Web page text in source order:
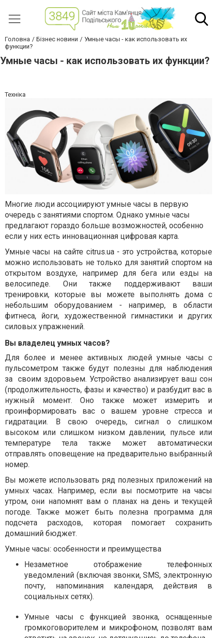
Головна Бізнес новини
Умные часы - как использовать их
функции?
Умные часы - как использовать их функции?
Техніка
Многие люди ассоциируют умные часы в первую
очередь с занятиями спортом. Однако умные часы
предлагают гораздо больше возможностей, особенно
если у них есть инновационная цифровая карта.
Умные часы на сайте citrus.ua - это устройства, которые
можно использовать не только для занятий спортом на
открытом воздухе, например для бега или езды на
велосипеде. Они также поддерживают ваши
тренировки, которые вы можете выполнять дома с
небольшим оборудованием - например, в области
фитнеса, йоги, художественной гимнастики и других
силовых упражнений.
Вы владелец умных часов?
Для более и менее активных людей умные часы с
пульсометром также будут полезны для наблюдения
за своим здоровьем. Устройство анализирует ваш сон
(продолжительность, фазы и качество) и разбудит вас в
нужный момент. Оно также может измерить и
проинформировать вас о вашем уровне стресса и
гидратации. В свою очередь, сигнал о слишком
высоком или слишком низком давлении, пульсе или
температуре тела также может автоматически
отправлять оповещение на предварительно выбранный
номер.
Вы можете использовать ряд полезных приложений на
умных часах. Например, если вы посмотрите на часы
утром, они напомнят вам о планах на день и текущей
погоде. Также может быть полезна программа для
подсчета расходов, которая помогает сохранить
домашний бюджет.
Умные часы: особенности и преимущества
Незаметное отображение телефонных
уведомлений (включая звонки, SMS, электронную
почту, напоминания календаря, действия в
социальных сетях).
Умные часы с функцией звонка, оснащенные
громкоговорителем и микрофоном, позволят вам